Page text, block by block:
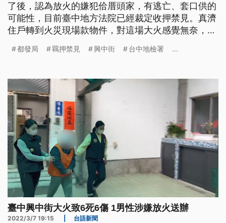
了後，認為放火的嫌犯佮厝頭家，有逃亡、套口供的
可能性，目前臺中地方法院已經裁定收押禁見。真濟
住戶轉到火災現場款物件，對這場大火感覺無奈，也
題，臺中市都發局表示，目前列管的複合式大樓有43
都發局 羈押禁見 興中街 台中地檢署 ...
臺中興中街大火致6死6傷 1男性涉嫌放火送辦
2022/3/7 19:15 台語新聞